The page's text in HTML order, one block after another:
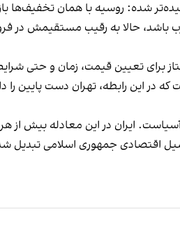
شده: روسیه با همان تخفیف‌ها
باشد، حالا به رقیب مستقیمش در
برای تعیین قیمت، زمان و حتی
در این رابطه، تهران دست پایین را
ایران در این معادله بیش از
اقتصادی جمهوری اسلامی تبدیل